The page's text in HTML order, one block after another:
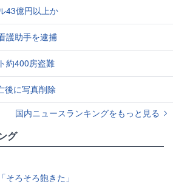
43億円以上か
護助手を逮捕
約400房盗難
後に写真削除
国内ニュースランキングをもっと見る
グ
そろそろ飽きた」